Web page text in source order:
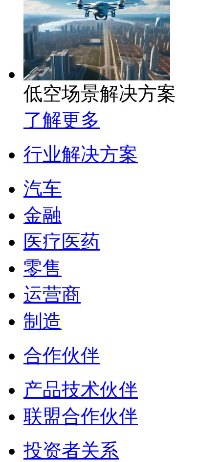
低空场景解决方案
了解更多
行业解决方案
汽车
金融
医疗医药
零售
运营商
制造
合作伙伴
产品技术伙伴
联盟合作伙伴
投资者关系